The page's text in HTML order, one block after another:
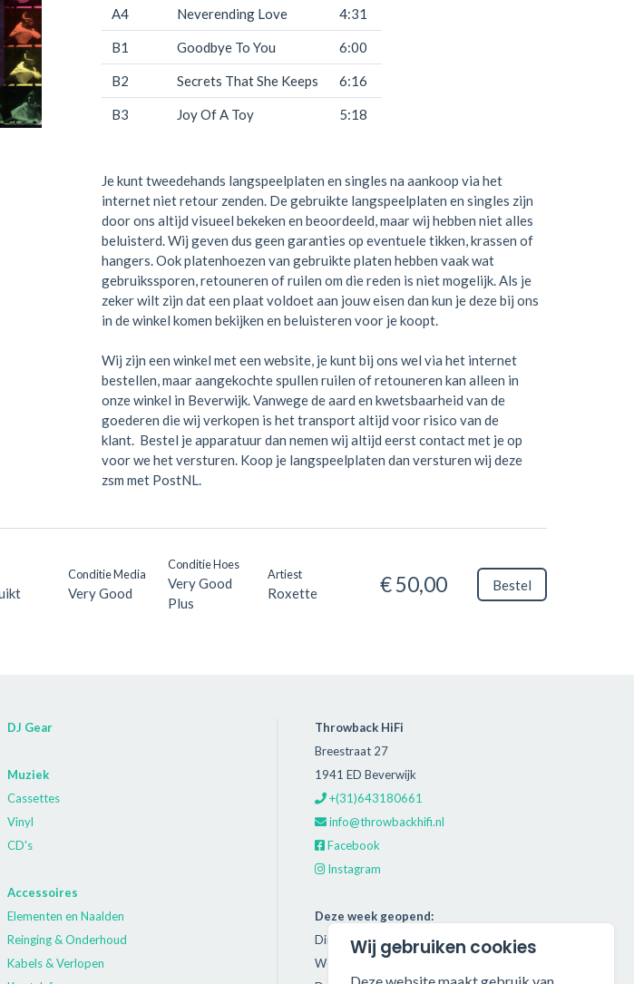
A4 Neverending Love 4:31
B1 Goodbye To You 6:00
B2 Secrets That She Keeps 6:16
B3 Joy Of A Toy 5:18
Je kunt tweedehands langspeelplaten en singles na aankoop via het
internet niet retour zenden. De gebruikte langspeelplaten en singles zijn
door ons altijd visueel bekeken en beoordeeld, maar wij hebben niet alles
beluisterd. Wij geven dus geen garanties op eventuele tikken, krassen of
hangers. Ook platenhoezen van gebruikte platen hebben vaak wat
gebruikssporen, retouneren of ruilen om die reden is niet mogelijk. Als je
zeker wilt zijn dat een plaat voldoet aan jouw eisen dan kun je deze bij ons
in de winkel komen bekijken en beluisteren voor je koopt.
Wij zijn een winkel met een website, je kunt bij ons wel via het internet
bestellen, maar aangekochte spullen ruilen of retouneren kan alleen in
onze winkel in Beverwijk. Vanwege de aard en kwetsbaarheid van de
goederen die wij verkopen is het transport altijd voor risico van de
klant. Bestel je apparatuur dan nemen wij altijd eerst contact met je op
voor we het versturen. Koop je langspeelplaten dan versturen wij deze
zsm met PostNL.
Conditie Media
Very Good
Conditie Hoes
Very Good
Plus
Artiest
Roxette € 50,00 Bestel
DJ Gear
Muziek
Cassettes
Vinyl
CD's
Accessoires
Elementen en Naalden
Reinging & Onderhoud
Kabels & Verlopen
Throwback HiFi
Breestraat 27
1941 ED Beverwijk
+(31)643180661
info@throwbackhifi.nl
Facebook
Instagram
Deze week geopend:
Dinsdag: 11:00 - 18:00
Woensdag: 11:00 - 18:00
Wij gebruiken cookies